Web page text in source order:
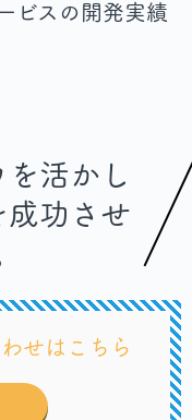
ビスの開発実績
活かし
成功させ
せはこちら